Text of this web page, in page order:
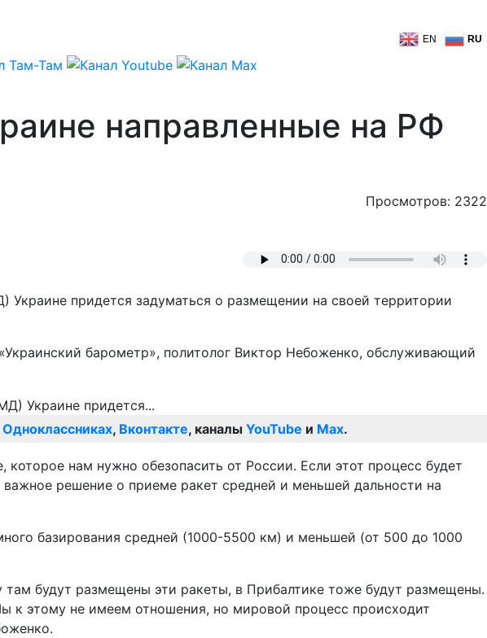
EN RU
направленные на РФ
Просмотров: 2322
придется задуматься о размещении на своей территории
барометр», политолог Виктор Небоженко, обслуживающий
Одноклассниках, Вконтакте, каналы YouTube и Max.
нам нужно обезопасить от России. Если этот процесс будет
решение о приеме ракет средней и меньшей дальности на
базирования средней (1000-5500 км) и меньшей (от 500 до 1000
будут размещены эти ракеты, в Прибалтике тоже будут размещены.
к этому не имеем отношения, но мировой процесс происходит